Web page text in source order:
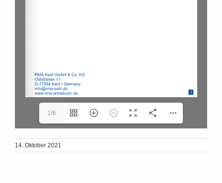
1/6
14. Oktober 2021